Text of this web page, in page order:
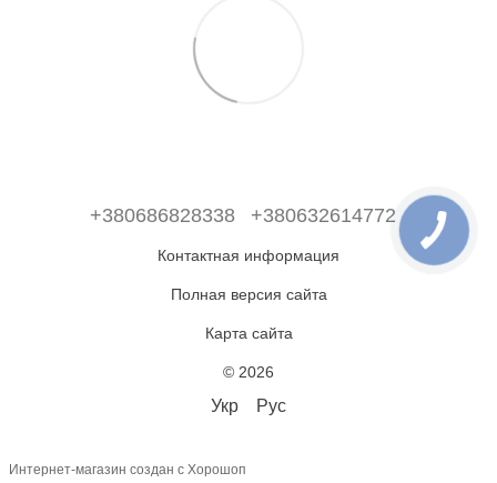
+380686828338 +380632614772
Контактная информация
Полная версия сайта
Карта сайта
© 2026
Укр Рус
Интернет-магазин создан с Хорошоп